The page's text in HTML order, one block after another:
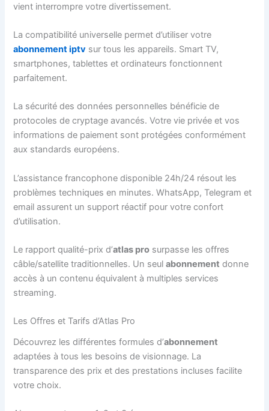
vient interrompre votre divertissement.
La compatibilité universelle permet d’utiliser votre
abonnement iptv sur tous les appareils. Smart TV,
smartphones, tablettes et ordinateurs fonctionnent
parfaitement.
La sécurité des données personnelles bénéficie de
protocoles de cryptage avancés. Votre vie privée et vos
informations de paiement sont protégées conformément
aux standards européens.
L’assistance francophone disponible 24h/24 résout les
problèmes techniques en minutes. WhatsApp, Telegram et
email assurent un support réactif pour votre confort
d’utilisation.
Le rapport qualité-prix d’atlas pro surpasse les offres
câble/satellite traditionnelles. Un seulabonnement donne
accès à un contenu équivalent à multiples services
streaming.
Les Offres et Tarifs d’Atlas Pro
Découvrez les différentes formules d’abonnement
adaptées à tous les besoins de visionnage. La
transparence des prix et des prestations incluses facilite
votre choix.